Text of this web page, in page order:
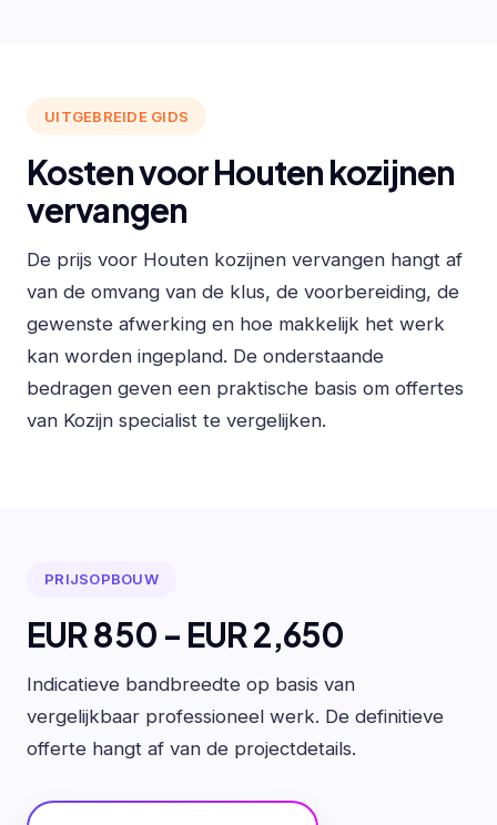
UITGEBREIDE GIDS
Kosten voor Houten kozijnen
vervangen
De prijs voor Houten kozijnen vervangen hangt af
van de omvang van de klus, de voorbereiding, de
gewenste afwerking en hoe makkelijk het werk
kan worden ingepland. De onderstaande
bedragen geven een praktische basis om offertes
van Kozijn specialist te vergelijken.
PRIJSOPBOUW
EUR 850 - EUR 2,650
Indicatieve bandbreedte op basis van
vergelijkbaar professioneel werk. De definitieve
offerte hangt af van de projectdetails.